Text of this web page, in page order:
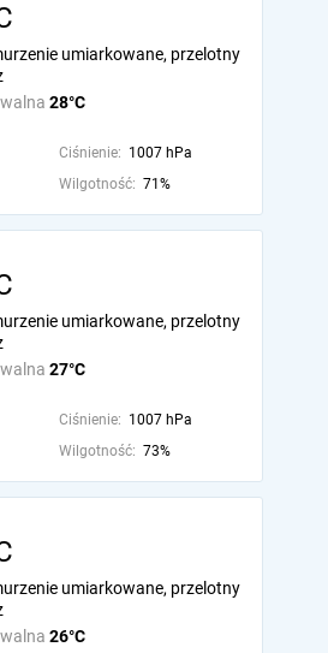
28°C
umiarkowane, przelotny
Ciśnienie: 1007 hPa
Wilgotność: 71%
27°C
umiarkowane, przelotny
Ciśnienie: 1007 hPa
Wilgotność: 73%
26°C
umiarkowane, przelotny